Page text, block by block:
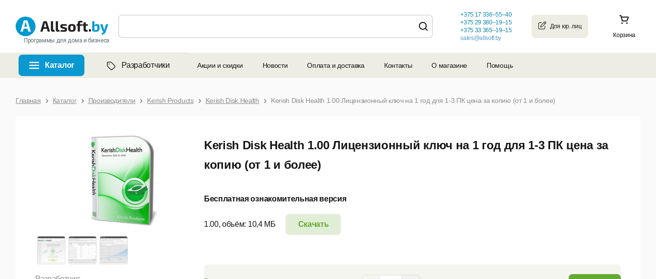
Программы для дома и бизнеса
Корзина
+375 17 336–55–40
+375 29 380–19–15
+375 33 365–19–15
sales@allsoft.by
Каталог Разработчики Акции и скидки Новости Оплата и доставка Контакты О магазине Помощь
Главная Каталог Производители Kerish Products Kerish Disk Health Kerish Disk Health 1.00 Лицензионный ключ на 1 год для 1-3 ПК цена за копию (от 1 и более)
Kerish Disk Health 1.00 Лицензионный ключ на 1 год для 1-3 ПК цена за
копию (от 1 и более)
Бесплатная ознакомительная версия
Скачать
1.00, объём: 10,4 МБ